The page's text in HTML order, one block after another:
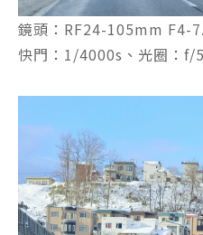
鏡頭：RF24-105mm F4-
快門：1/4000s、光圈：f/